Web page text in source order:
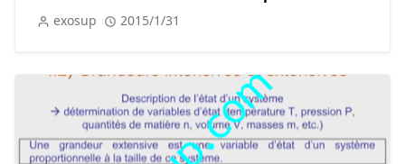
exosup 2015/1/31